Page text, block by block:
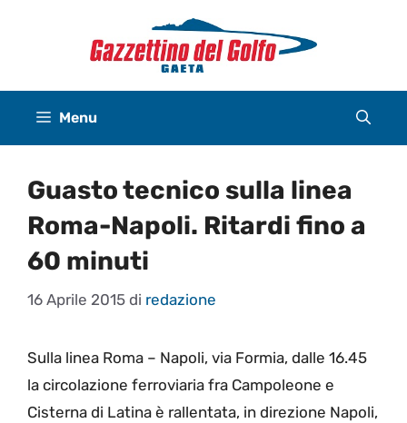
Menu
Guasto tecnico sulla linea
Roma-Napoli. Ritardi fino a
60 minuti
16 Aprile 2015 di redazione
Sulla linea Roma – Napoli, via Formia, dalle 16.45
la circolazione ferroviaria fra Campoleone e
Cisterna di Latina è rallentata, in direzione Napoli,